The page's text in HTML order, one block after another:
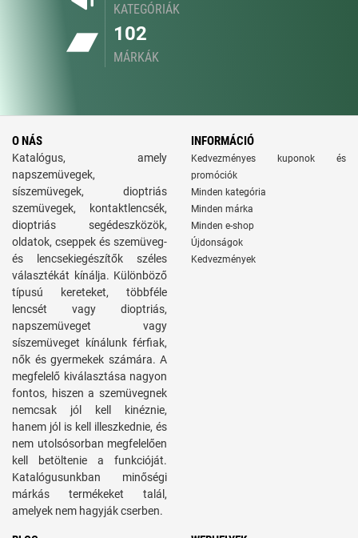
KATEGÓRIÁK
102
MÁRKÁK
O NÁS
Katalógus, amely
napszemüvegek,
síszemüvegek, dioptriás
szemüvegek, kontaktlencsék,
dioptriás segédeszközök,
oldatok, cseppek és szemüveg-
és lencsekiegészítők széles
választékát kínálja. Különböző
típusú kereteket, többféle
lencsét vagy dioptriás,
napszemüveget vagy
síszemüveget kínálunk férfiak,
nők és gyermekek számára. A
megfelelő kiválasztása nagyon
fontos, hiszen a szemüvegnek
nemcsak jól kell kinéznie,
hanem jól is kell illeszkednie, és
nem utolsósorban megfelelően
kell betöltenie a funkcióját.
Katalógusunkban minőségi
márkás termékeket talál,
amelyek nem hagyják cserben.
INFORMÁCIÓ
Kedvezményes kuponok és
promóciók
Minden kategória
Minden márka
Minden e-shop
Újdonságok
Kedvezmények